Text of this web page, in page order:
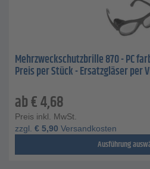
Mehrzweckschutzbrille 870 - PC
Preis per Stück - Ersatzgläser per
ab€4,68
Preis inkl. MwSt.
zzgl. € 5,90 Versandkosten
Ausführung